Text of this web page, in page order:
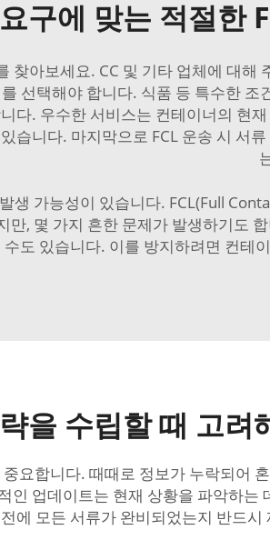
구에 맞는 적절한
찾아보세요. CC 및 기타 업체에 대
선택해야 합니다. 식품 등 특수한
다. 우수한 서비스는 컨테이너의 현
습니다. 마지막으로 FCL 운송 시 서
생 가능성이 있습니다. FCL(Full
만, 몇 가지 흔한 문제가 발생하기도
도 있습니다. 이를 방지하려면 컨테
을 수립할 때 고려
요합니다. 때때로 정보가 누락되어
인 업데이트는 현재 상황을 파악하
에 모든 서류가 완비되었는지 반드